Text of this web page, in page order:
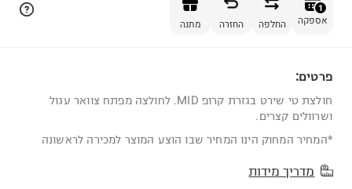
1
אספקה החלפה החזרה מתנה
פרטים:
חולצת טי שירט בגזרת קרופ MID. לחולצה מפתח צוואר עגול
ושרוולים קצרים.
*המחיר המחוק הינו המחיר שבו הוצע המוצר למכירה לראשונה
מדריך מידות